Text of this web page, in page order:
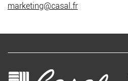
marketing@casal.fr